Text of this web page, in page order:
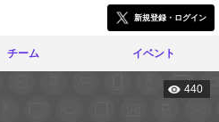
新規登録・ログイン
チーム イベント
440